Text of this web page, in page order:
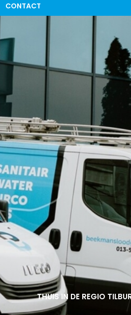
CONTACT
THUIS IN DE REGIO
THUIS IN DE REGIO
THUIS IN DE REGIO